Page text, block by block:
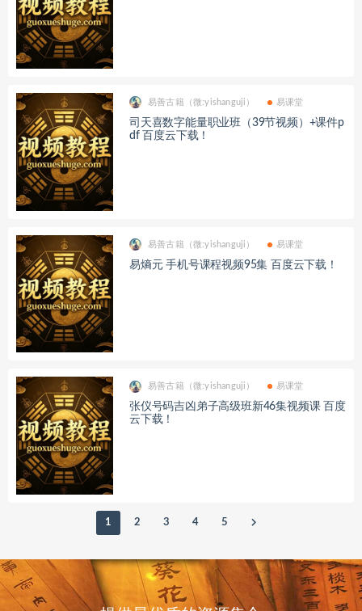
易善古籍（微:yishanguji） 易课堂
司天喜数字能量职业班（39节视频）+课件p
df 百度云下载！
易善古籍（微:yishanguji） 易课堂
易熵元 手机号课程视频95集 百度云下载！
易善古籍（微:yishanguji） 易课堂
张仪号码吉凶弟子高级班新46集视频课 百度
云下载！
1 2 3 4 5